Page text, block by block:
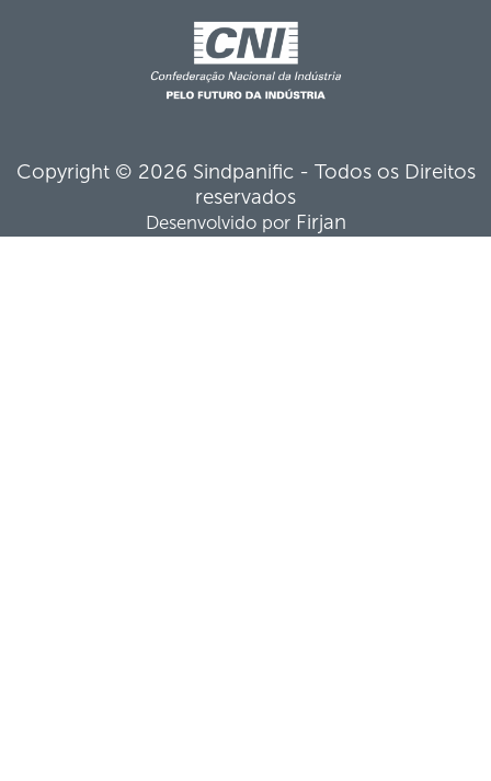
Copyright © 2026 Sindpanific - Todos os Direitos
reservados
Desenvolvido por Firjan